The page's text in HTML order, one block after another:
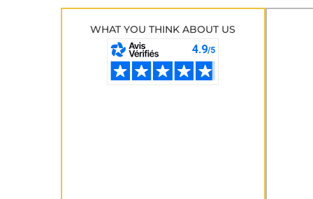
WHAT YOU THINK ABOUT US